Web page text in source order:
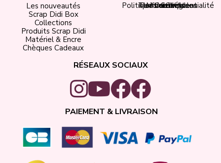
Les nouveautés
Scrap Didi Box
Collections
Produits Scrap Didi
Matériel & Encre
Chèques Cadeaux
Contact
Mon compte
CGV
Politique de confidentialité
Mentions légales
Tarifs de livraison
RÉSEAUX SOCIAUX
PAIEMENT & LIVRAISON